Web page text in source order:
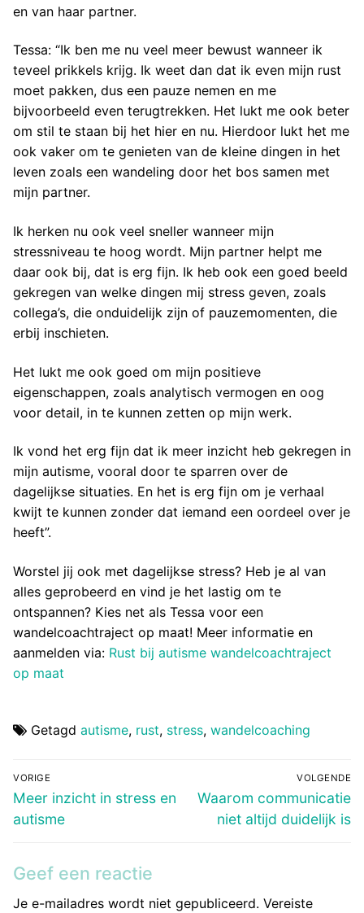
en van haar partner.
Tessa: “Ik ben me nu veel meer bewust wanneer ik
teveel prikkels krijg. Ik weet dan dat ik even mijn rust
moet pakken, dus een pauze nemen en me
bijvoorbeeld even terugtrekken. Het lukt me ook beter
om stil te staan bij het hier en nu. Hierdoor lukt het me
ook vaker om te genieten van de kleine dingen in het
leven zoals een wandeling door het bos samen met
mijn partner.
Ik herken nu ook veel sneller wanneer mijn
stressniveau te hoog wordt. Mijn partner helpt me
daar ook bij, dat is erg fijn. Ik heb ook een goed beeld
gekregen van welke dingen mij stress geven, zoals
collega’s, die onduidelijk zijn of pauzemomenten, die
erbij inschieten.
Het lukt me ook goed om mijn positieve
eigenschappen, zoals analytisch vermogen en oog
voor detail, in te kunnen zetten op mijn werk.
Ik vond het erg fijn dat ik meer inzicht heb gekregen in
mijn autisme, vooral door te sparren over de
dagelijkse situaties. En het is erg fijn om je verhaal
kwijt te kunnen zonder dat iemand een oordeel over je
heeft”.
Worstel jij ook met dagelijkse stress? Heb je al van
alles geprobeerd en vind je het lastig om te
ontspannen? Kies net als Tessa voor een
wandelcoachtraject op maat! Meer informatie en
aanmelden via: Rust bij autisme wandelcoachtraject
op maat
Getagd autisme, rust, stress, wandelcoaching
Bericht
navigatie
VORIGE
Vorig
bericht:
Meer inzicht in stress en
autisme
VOLGENDE
Volgend
bericht:
Waarom communicatie
niet altijd duidelijk is
Geef een reactie
Je e-mailadres wordt niet gepubliceerd. Vereiste